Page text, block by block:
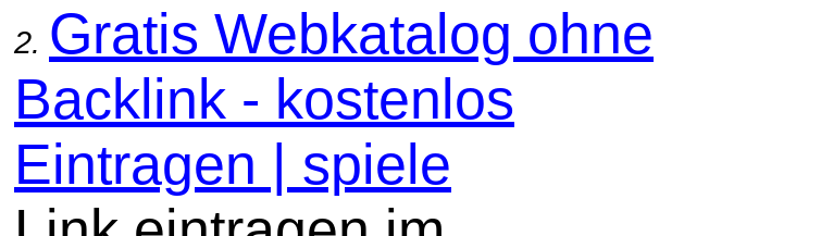
2. Gratis Webkatalog ohne
Backlink - kostenlos
Eintragen | spiele